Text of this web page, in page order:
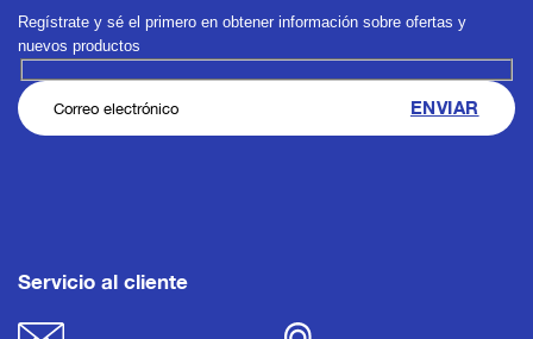
Regístrate y sé el primero en obtener información sobre ofertas y
nuevos productos
Servicio al cliente